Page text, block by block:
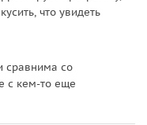
острову Искья
кухни,вино и
керамику и
что увидеть
сравнима со
с кем-то еще